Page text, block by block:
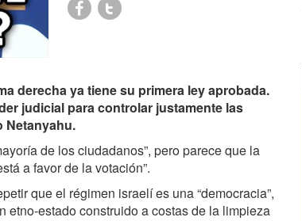
derecha ya tiene su primera ley aprobada.
judicial para controlar justamente las
Netanyahu.
de los ciudadanos”, pero parece que la
a favor de la votación”.
que el régimen israelí es una “democracia”,
etno-estado construido a costas de la limpieza